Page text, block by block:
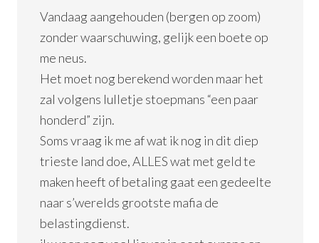
Vandaag aangehouden (bergen op zoom)
zonder waarschuwing, gelijk een boete op
me neus.
Het moet nog berekend worden maar het
zal volgens lulletje stoepmans “een paar
honderd” zijn.
Soms vraag ik me af wat ik nog in dit diep
trieste land doe, ALLES wat met geld te
maken heeft of betaling gaat een gedeelte
naar s’werelds grootste mafia de
belastingdienst.